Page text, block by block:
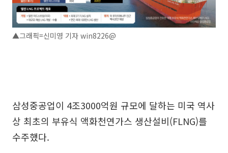
▲그래픽=신미영 기자 win8226@
삼성중공업이 4조3000억원 규모에 달하는 미국 역사
상 최초의 부유식 액화천연가스 생산설비(FLNG)를
수주했다.